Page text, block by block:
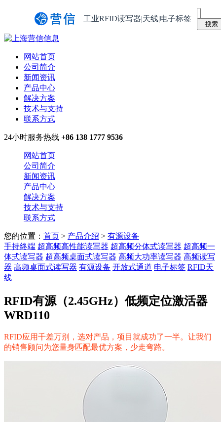
工业RFID读写器|天线|电子标签
网站首页
公司简介
新闻资讯
产品中心
解决方案
技术与支持
联系方式
24小时服务热线 +86 138 1777 9536
网站首页
公司简介
新闻资讯
产品中心
解决方案
技术与支持
联系方式
您的位置： 首页 > 产品介绍 > 有源设备
手持终端 超高频高性能读写器 超高频分体式读写器 超高频一
体式读写器 超高频桌面式读写器 高频大功率读写器 高频读写
器 高频桌面式读写器 有源设备 开放式通道 电子标签 RFID天
线
RFID有源（2.45GHz）低频定位激活器
WRD110
RFID应用千差万别，选对产品，项目就成功了一半。让我们
的销售顾问为您量身匹配最优方案，少走弯路。